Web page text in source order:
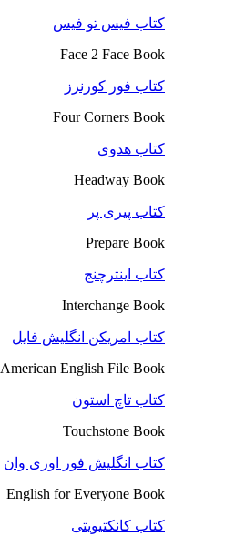
کتاب فیس تو فیس
Face 2 Face Book
کتاب فور کورنرز
Four Corners Book
کتاب هدوی
Headway Book
کتاب پیری پر
Prepare Book
کتاب اینترچنج
Interchange Book
کتاب امریکن انگلیش فایل
American English File Book
کتاب تاچ استون
Touchstone Book
کتاب انگلیش فور اوری وان
English for Everyone Book
کتاب کانکتیویتی